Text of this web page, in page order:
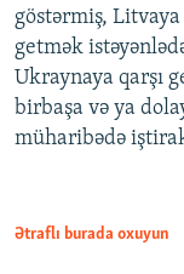
göstərmiş,
getmək
Ukraynaya qarşı
birbaşa və ya
müharibədə
Ətraflı burada oxuyun